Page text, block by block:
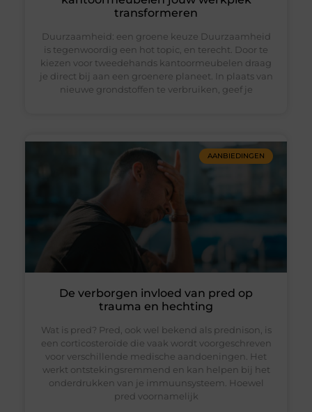
transformeren
Duurzaamheid: een groene keuze Duurzaamheid
is tegenwoordig een hot topic, en terecht. Door te
kiezen voor tweedehands kantoormeubelen draag
je direct bij aan een groenere planeet. In plaats van
nieuwe grondstoffen te verbruiken, geef je
AANBIEDINGEN
De verborgen invloed van pred op
trauma en hechting
Wat is pred? Pred, ook wel bekend als prednison, is
een corticosteroïde die vaak wordt voorgeschreven
voor verschillende medische aandoeningen. Het
werkt ontstekingsremmend en kan helpen bij het
onderdrukken van je immuunsysteem. Hoewel
pred voornamelijk